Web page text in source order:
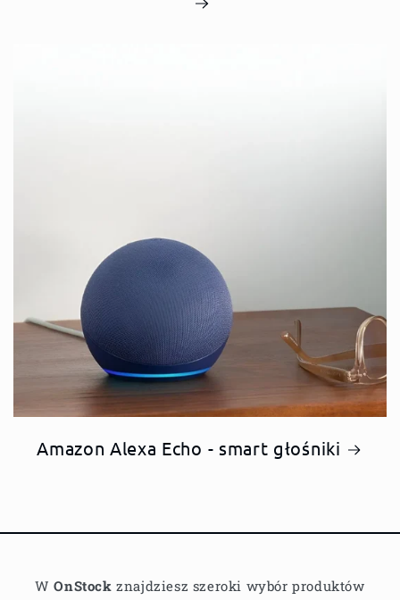
Amazon Alexa Echo - smart głośniki
WOnStock znajdziesz szeroki wybór produktów